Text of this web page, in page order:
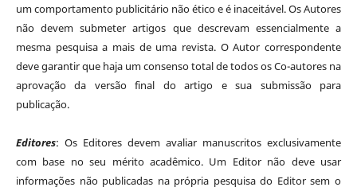
um comportamento publicitário não ético e é inaceitável. Os Autores
não devem submeter artigos que descrevam essencialmente a
mesma pesquisa a mais de uma revista. O Autor correspondente
deve garantir que haja um consenso total de todos os Co-autores na
aprovação da versão final do artigo e sua submissão para
publicação.
Editores: Os Editores devem avaliar manuscritos exclusivamente
com base no seu mérito acadêmico. Um Editor não deve usar
informações não publicadas na própria pesquisa do Editor sem o